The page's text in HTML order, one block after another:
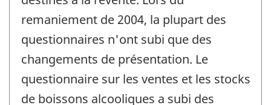
remaniement de 2004, la plupart des
questionnaires n'ont subi que des
changements de présentation. Le
questionnaire sur les ventes et les stocks
de boissons alcooliques a subi des